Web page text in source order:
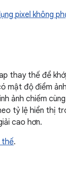
pixel không
thay thế để
mật độ điểm
ảnh chiếm
tỷ lệ hiển thị
cao hơn.
thế.